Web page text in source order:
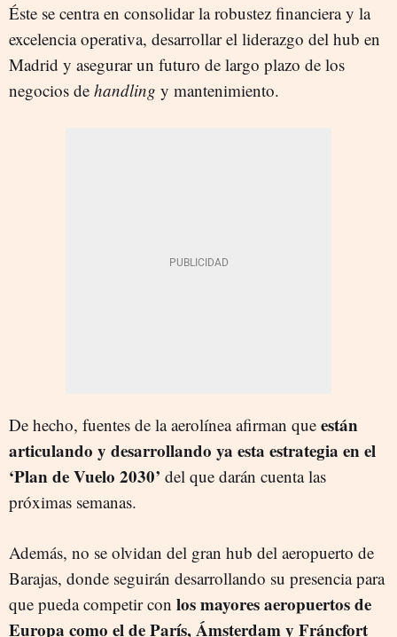
Éste se centra en consolidar la robustez financiera y la
excelencia operativa, desarrollar el liderazgo del hub en
Madrid y asegurar un futuro de largo plazo de los
negocios de handling y mantenimiento.
De hecho, fuentes de la aerolínea afirman que están
articulando y desarrollando ya esta estrategia en el
‘Plan de Vuelo 2030’ del que darán cuenta las
próximas semanas.
Además, no se olvidan del gran hub del aeropuerto de
Barajas, donde seguirán desarrollando su presencia para
que pueda competir con los mayores aeropuertos de
Europa como el de París, Ámsterdam y Fráncfort